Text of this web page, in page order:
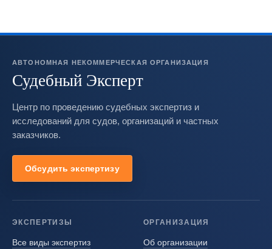
АВТОНОМНАЯ НЕКОММЕРЧЕСКАЯ ОРГАНИЗАЦИЯ
Судебный Эксперт
Центр по проведению судебных экспертиз и
исследований для судов, организаций и частных
заказчиков.
Обсудить экспертизу
ЭКСПЕРТИЗЫ
Все виды экспертиз
ОРГАНИЗАЦИЯ
Об организации